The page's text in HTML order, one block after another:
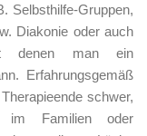
Selbsthilfe-Gruppen,
Diakonie oder auch
denen man ein
Erfahrungsgemäß
schwer,
im Familien oder